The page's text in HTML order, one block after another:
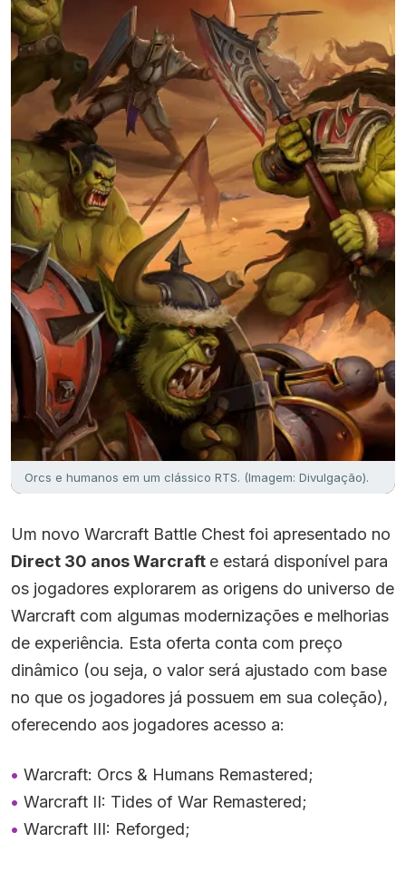
Orcs e humanos em um clássico RTS. (Imagem: Divulgação).
Um novo Warcraft Battle Chest foi apresentado no
Direct 30 anos Warcraft e estará disponível para
os jogadores explorarem as origens do universo de
Warcraft com algumas modernizações e melhorias
de experiência. Esta oferta conta com preço
dinâmico (ou seja, o valor será ajustado com base
no que os jogadores já possuem em sua coleção),
oferecendo aos jogadores acesso a:
Warcraft: Orcs & Humans Remastered;
Warcraft II: Tides of War Remastered;
Warcraft III: Reforged;